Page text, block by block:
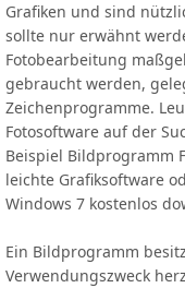
Grafiken und sind
sollte nur erwähnt
Fotobearbeitung
gebraucht werden,
Zeichenprogramme.
Fotosoftware auf der
Beispiel Bildprogramm
leichte Grafiksoftware
Windows 7 kostenlos
Ein Bildprogramm
Verwendungszweck